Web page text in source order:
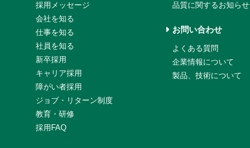
採用メッセージ
会社を知る
仕事を知る
社員を知る
新卒採用
キャリア採用
障がい者採用
ジョブ・リターン制度
教育・研修
採用FAQ
品質に関するお知らせ
お問い合わせ
よくある質問
企業情報について
製品、技術について